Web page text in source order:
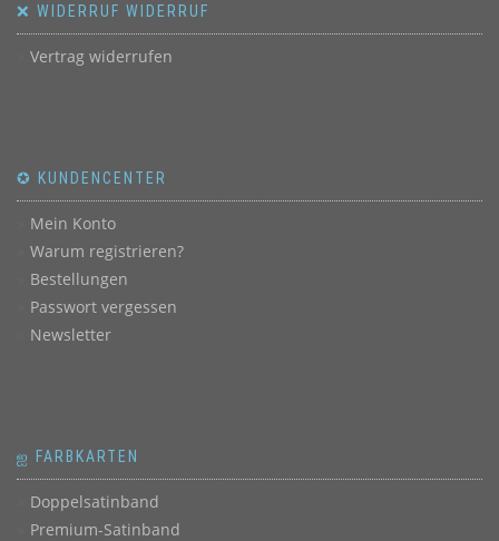
❌ WIDERRUF WIDERRUF
Vertrag widerrufen
✪ KUNDENCENTER
Mein Konto
Warum registrieren?
Bestellungen
Passwort vergessen
Newsletter
ஐ FARBKARTEN
Doppelsatinband
Premium-Satinband